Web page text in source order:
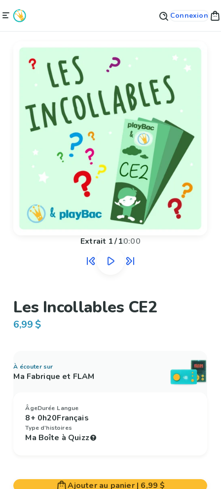
Connexion
Extrait 1/10:00
Les Incollables CE2
6,99 $
À écouter sur
Ma Fabrique et FLAM
Âge
8+
Durée
0h20
Langue
Français
Type d'histoires
Ma Boîte à Quizz
Ajouter au panier| 6,99 $